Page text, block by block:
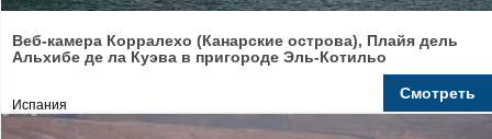
Веб-камера Корралехо (Канарские острова), Плайя дель
Альхибе де ла Куэва в пригороде Эль-Котильо
Испания
Смотреть